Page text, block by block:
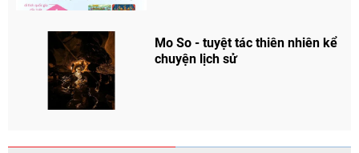
Mo So - tuyệt tác thiên nhiên kể
chuyện lịch sử